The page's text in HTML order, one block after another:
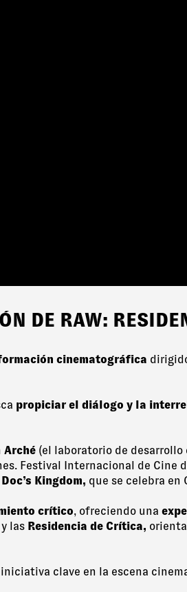
DE RAW:
cinematográfica
propiciar el diálogo y la
Arché (el laboratorio de
Festival Internacional de Cine
Kingdom, que se celebra en
crítico, ofreciendo una
las Residencia de Crítica,
clave en la escena